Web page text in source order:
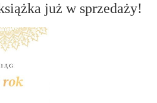
już w sprzedaży!